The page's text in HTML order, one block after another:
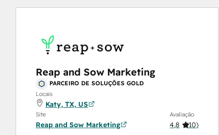
Reap and Sow Marketing
PARCEIRO DE SOLUÇÕES GOLD
Locais
Katy, TX, US
Site
Reap and Sow Marketing
Avaliação
4,8 (10)